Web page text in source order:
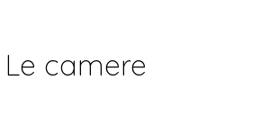
Le camere